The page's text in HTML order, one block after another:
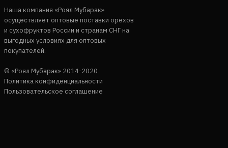
Наша компания «Роял Мубарак»
осуществляет оптовые поставки орехов
и сухофруктов России и странам СНГ на
выгодных условиях для оптовых
покупателей.
© «Роял Мубарак» 2014-2020
Политика конфиденциальности
Пользовательское соглашение